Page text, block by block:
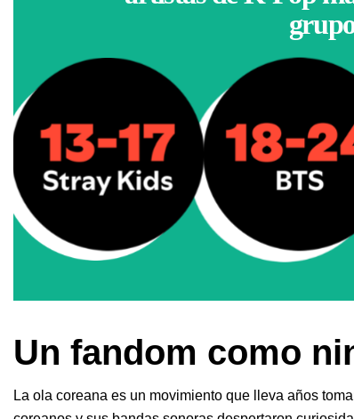
Un fandom como
La ola coreana es un movimiento que lleva años